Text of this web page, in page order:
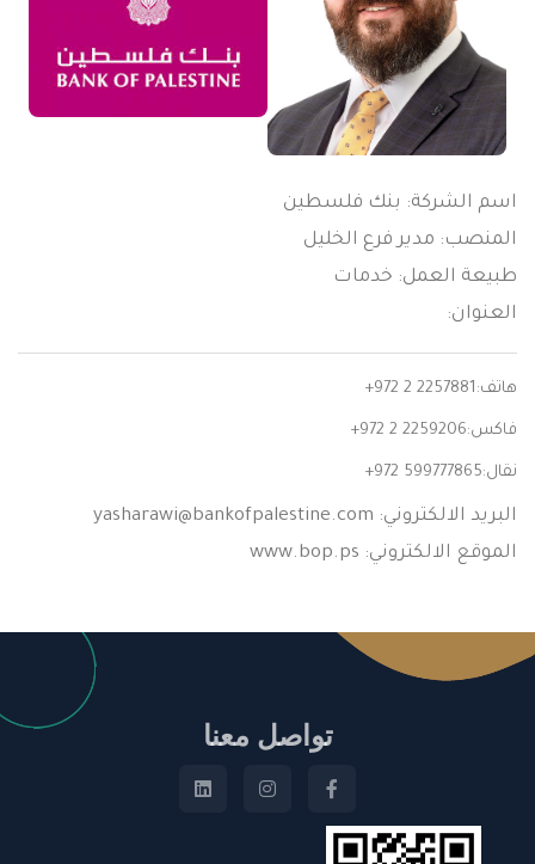
اسم الشركة: بنك فلسطين
المنصب: مدير فرع الخليل
طبيعة العمل: خدمات
العنوان:
هاتف: +972 2 2257881
فاكس:+972 2 2259206
نقال:+972 599777865
البريد الالكتروني: yasharawi@bankofpalestine.com
الموقع الالكتروني: www.bop.ps
تواصل معنا